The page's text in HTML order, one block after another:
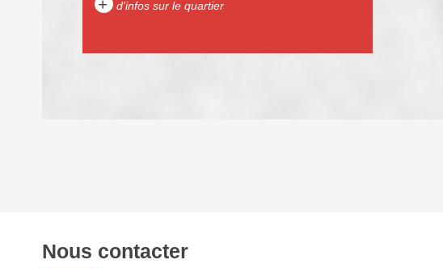
+ d'infos sur le quartier
TAXE FONCIÈRE
Nous contacter